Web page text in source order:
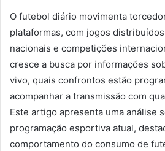
O futebol diário movimenta
plataformas, com jogos
nacionais e competições
cresce a busca por informações
vivo, quais confrontos estão
acompanhar a transmissão com
Este artigo apresenta uma análise
programação esportiva atual,
comportamento do consumo de